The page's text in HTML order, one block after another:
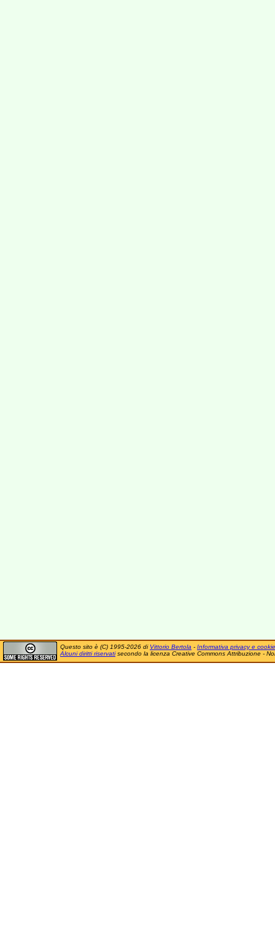
Questo sito è (C) 1995-2026 di Vittorio Bertola - Informativa privacy e cookie
Alcuni diritti riservatisecondo la licenza Creative Commons Attribuzione -